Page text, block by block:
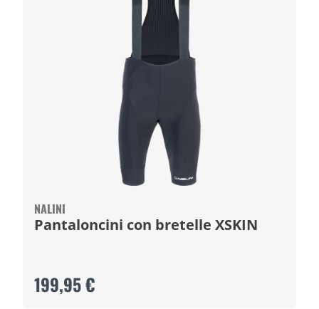
NALINI
Pantaloncini con bretelle XSKIN
199,95 €